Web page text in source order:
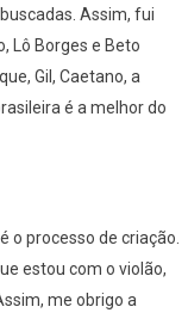
Assim, fui
Lô Borges e Beto
Gil, Caetano, a
é a melhor do
o processo de criação.
estou com o violão,
me obrigo a